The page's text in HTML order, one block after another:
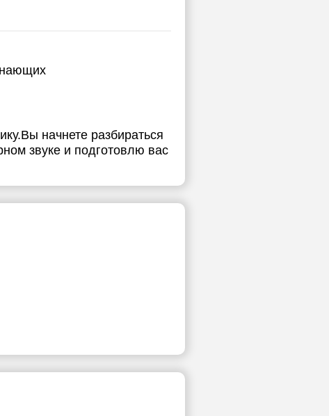
начнете разбираться
звуке и подготовлю вас